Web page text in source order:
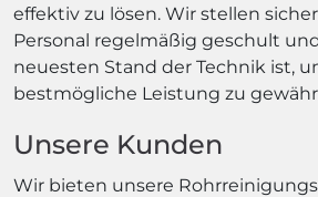
effektiv zu lösen. Wir stellen
Personal regelmäßig geschult
neuesten Stand der Technik ist,
bestmögliche Leistung zu
Unsere Kunden
Wir bieten unsere